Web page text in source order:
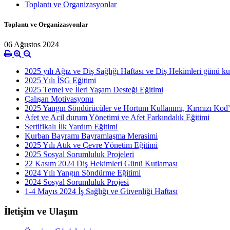
Toplantı ve Organizasyonlar
Toplantı ve Organizasyonlar
06 Ağustos 2024
2025 yılı Ağız ve Diş Sağlığı Haftası ve Diş Hekimleri günü
2025 Yılı İSG Eğitimi
2025 Temel ve İleri Yaşam Desteği Eğitimi
Çalışan Motivasyonu
2025 Yangın Söndürücüler ve Hortum Kullanımı, Kırmızı
Afet ve Acil durum Yönetimi ve Afet Farkındalık Eğitimi
Sertifikalı İlk Yardım Eğitimi
Kurban Bayramı Bayramlaşma Merasimi
2025 Yılı Atık ve Çevre Yönetim Eğitimi
2025 Sosyal Sorumluluk Projeleri
22 Kasım 2024 Diş Hekimleri Günü Kutlaması
2024 Yılı Yangın Söndürme Eğitimi
2024 Sosyal Sorumluluk Projesi
1-4 Mayıs 2024 İş Sağlığı ve Güvenliği Haftası
İletişim ve Ulaşım